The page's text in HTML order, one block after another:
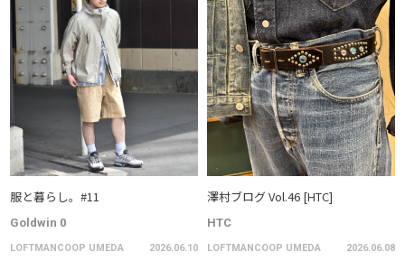
服と暮らし。#11
Goldwin 0
LOFTMANCOOP UMEDA 2026.06.10
澤村ブログ Vol.46 [HTC]
HTC
LOFTMANCOOP UMEDA 2026.06.08